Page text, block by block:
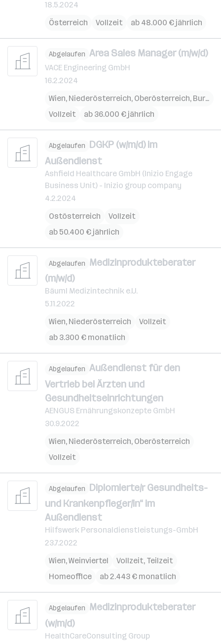
18.5.2024
Österreich
Vollzeit ab 48.000 € jährlich
Abgelaufen Area Sales Manager (m/w/d)
VACE Engineering GmbH
16.2.2024
Wien, Niederösterreich, Oberösterreich, Burgenland
Vollzeit
ab 36.000 € jährlich
Abgelaufen DGKP (w/m/d) im
Außendienst
Ashfield Healthcare GmbH (Inizio Engage
Business Unit) - Inizio group company
4.2.2024
Ostösterreich
Vollzeit
ab 50.400 € jährlich
Abgelaufen Medizinprodukteberater
(m/w/d)
Bäuml Medizintechnik e.U.
5.11.2022
Wien, Niederösterreich
Vollzeit
ab 3.300 € monatlich
Abgelaufen Außendienst für den
Vertrieb bei Ärzten und
Gesundheitseinrichtungen
AENGUS Ernährungskonzepte GmbH
30.9.2022
Wien, Niederösterreich, Oberösterreich
Vollzeit
Abgelaufen Diplomierte/r Gesundheits-
und Krankenpfleger/in“ im
Außendienst
Hilfswerk Personaldienstleistungs-GmbH
23.7.2022
Wien,Weinviertel
Vollzeit, Teilzeit
Homeoffice
ab 2.443 € monatlich
Abgelaufen Medizinprodukteberater
(w/m/d)
HealthCareConsulting Group